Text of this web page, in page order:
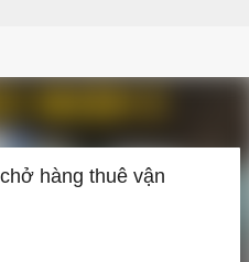
dung chính
hàng thuê vận